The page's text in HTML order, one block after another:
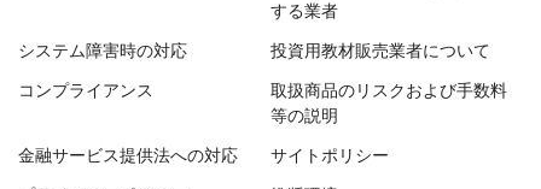
する業者
システム障害時の対応 投資用教材販売業者について
コンプライアンス
取扱商品のリスクおよび手数料
等の説明
金融サービス提供法への対応 サイトポリシー